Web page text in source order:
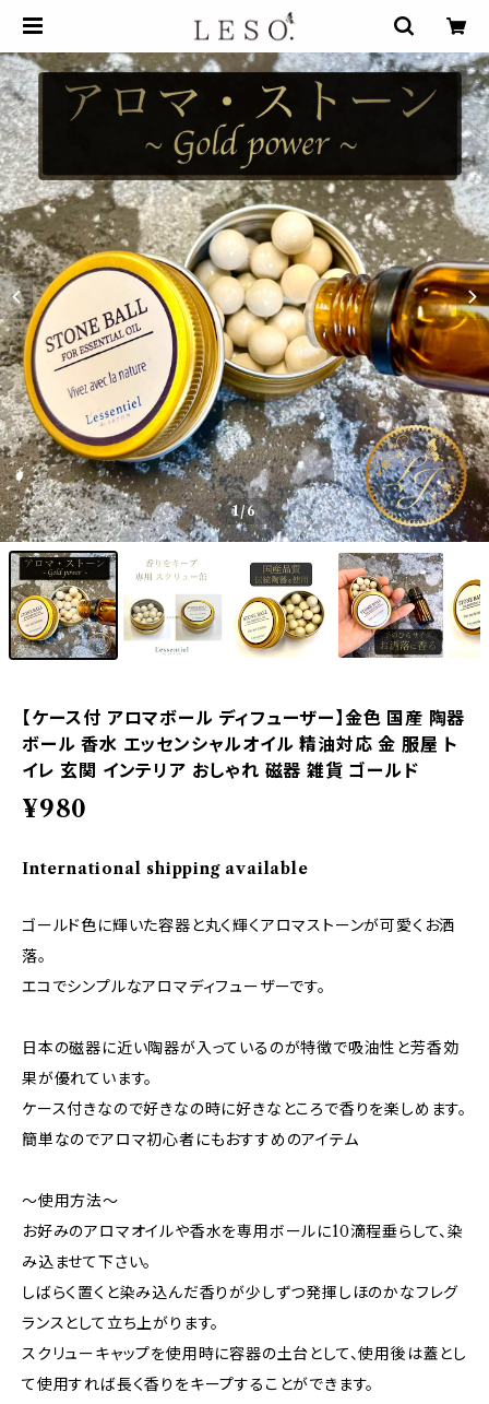
1/6
【ケース付 アロマボール ディフューザー】金色 国産 陶器
ボール 香水 エッセンシャルオイル 精油対応 金 服屋 ト
イレ 玄関 インテリア おしゃれ 磁器 雑貨 ゴールド
¥980
International shipping available
ゴールド色に輝いた容器と丸く輝くアロマストーンが可愛くお洒
落。
エコでシンプルなアロマディフューザーです。
日本の磁器に近い陶器が入っているのが特徴で吸油性と芳香効
果が優れています。
ケース付きなので好きなの時に好きなところで香りを楽しめます。
簡単なのでアロマ初心者にもおすすめのアイテム
～使用方法～
お好みのアロマオイルや香水を専用ボールに10滴程垂らして、染
み込ませて下さい。
しばらく置くと染み込んだ香りが少しずつ発揮しほのかなフレグ
ランスとして立ち上がります。
スクリューキャップを使用時に容器の土台として、使用後は蓋とし
て使用すれば長く香りをキープすることができます。